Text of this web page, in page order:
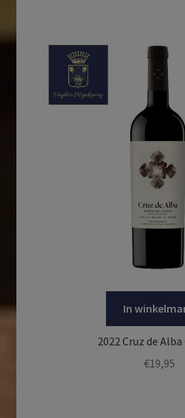
In
2022 Cruz de
€19,95